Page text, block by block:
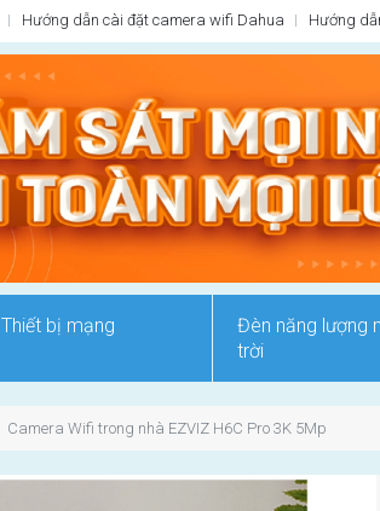
Hướng dẫn cài đặt camera wifi Dahua Hướng
Thiết bị mạng
Đèn năng lượng
trời
Camera Wifi trong nhà EZVIZ H6C Pro 3K 5Mp